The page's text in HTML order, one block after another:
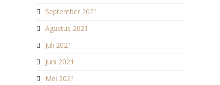
September 2021
Agustus 2021
Juli 2021
Juni 2021
Mei 2021